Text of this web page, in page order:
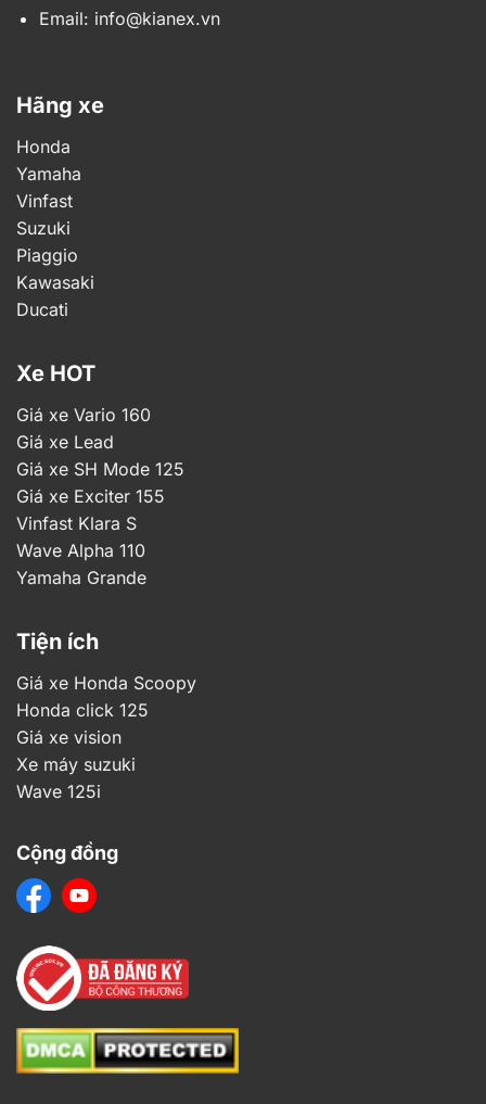
Email: info@kianex.vn
Hãng xe
Honda
Yamaha
Vinfast
Suzuki
Piaggio
Kawasaki
Ducati
Xe HOT
Giá xe Vario 160
Giá xe Lead
Giá xe SH Mode 125
Giá xe Exciter 155
Vinfast Klara S
Wave Alpha 110
Yamaha Grande
Tiện ích
Giá xe Honda Scoopy
Honda click 125
Giá xe vision
Xe máy suzuki
Wave 125i
Cộng đồng